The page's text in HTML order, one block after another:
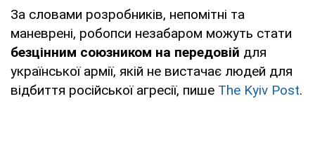
За словами розробників, непомітні та
маневрені, робопси незабаром можуть стати
безцінним союзником на передовій для
української армії, якій не вистачає людей для
відбиття російської агресії, пише The Kyiv Post.